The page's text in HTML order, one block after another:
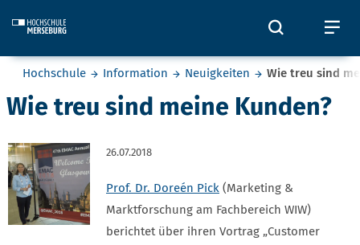
Öffnet
Sie befinden sich hier:
Hochschule Information Neuigkeiten Wie treu sind
Wie treu sind meine Kunden?
26.07.2018
Prof. Dr. Doreén Pick (Marketing &
Marktforschung am Fachbereich WIW)
berichtet über ihren Vortrag „Customer